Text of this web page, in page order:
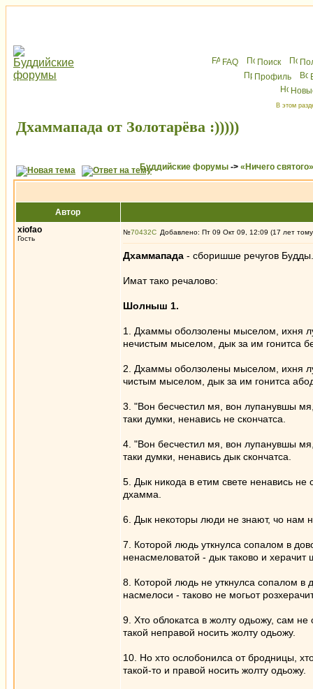
FAQ Поиск
Профиль
В этом
Дхаммапада от Золотарёва :)))))
Буддийские форумы -> «Ничего святого»
Автор
xiofao
Гость
№70432 Добавлено: Пт 09 Окт 09, 12:09 (17 лет
Дхаммапада - сборишше речугов Будды.
Имат тако речалово:
Шолныш 1.
1. Дхаммы оболзолены мыселом, ихня
нечистым мыселом, дык за им гонитса
2. Дхаммы оболзолены мыселом, ихня
чистым мыселом, дык за им гонитса
3. "Вон бесчестил мя, вон лупанувшы
таки думки, ненавись не скончатса.
4. "Вон бесчестил мя, вон лупанувшы
таки думки, ненавись дык скончатса.
5. Дык никода в етим свете ненавись не
дхамма.
6. Дык некоторы люди не знают, чо нам
7. Которой людь уткнулса сопалом в
ненасмеловатой - дык таково и херачит
8. Которой людь не уткнулса сопалом в
насмелоси - таково не могьот
9. Хто облокатса в жолту одьожу, сам
такой неправой носить жолту одьожу.
10. Но хто ослобонилса от бродницы,
такой-то и правой носить жолту одьожу.